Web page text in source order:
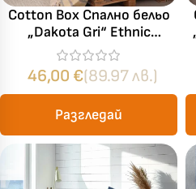
Cotton Box Спално бельо
„Dakota Gri“ Ethnic
Ranforce – 100% памук –
3 части – за единично
легло
46,00 €(89.97 лв.)
Разгледай